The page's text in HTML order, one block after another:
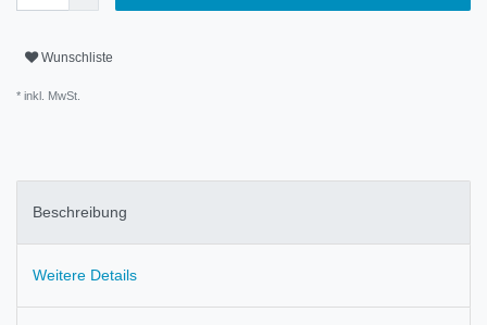
Wunschliste
* inkl. MwSt.
Beschreibung
Weitere Details